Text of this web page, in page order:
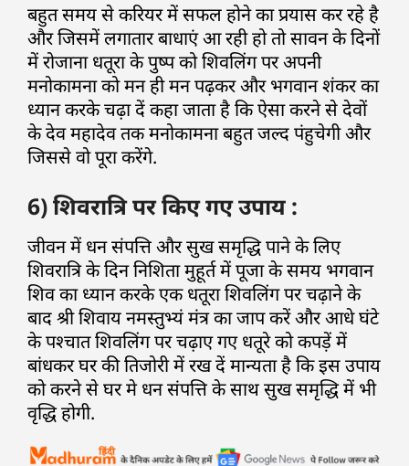
बहुत समय से करियर में सफल होने का प्रयास कर रहे है
और जिसमें लगातार बाधाएं आ रही हो तो सावन के दिनों
में रोजाना धतूरा के पुष्प को शिवलिंग पर अपनी
मनोकामना को मन ही मन पढ़कर और भगवान शंकर का
ध्यान करके चढ़ा दें कहा जाता है कि ऐसा करने से देवों
के देव महादेव तक मनोकामना बहुत जल्द पंहुचेगी और
जिससे वो पूरा करेंगे.
6) शिवरात्रि पर किए गए उपाय :
जीवन में धन संपत्ति और सुख समृद्धि पाने के लिए
शिवरात्रि के दिन निशिता मुहूर्त में पूजा के समय भगवान
शिव का ध्यान करके एक धतूरा शिवलिंग पर चढ़ाने के
बाद श्री शिवाय नमस्तुभ्यं मंत्र का जाप करें और आधे घंटे
के पश्चात शिवलिंग पर चढ़ाए गए धतूरे को कपड़ें में
बांधकर घर की तिजोरी में रख दें मान्यता है कि इस उपाय
को करने से घर मे धन संपत्ति के साथ सुख समृद्धि में भी
वृद्धि होगी.